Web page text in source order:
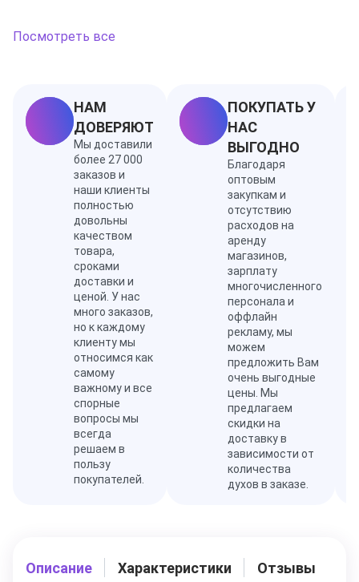
Посмотреть все
НАМ
ДОВЕРЯЮТ
Мы доставили
более 27 000
заказов и
наши клиенты
полностью
довольны
качеством
товара,
сроками
доставки и
ценой. У нас
много заказов,
но к каждому
клиенту мы
относимся как
самому
важному и все
спорные
вопросы мы
всегда
решаем в
пользу
покупателей.
ПОКУПАТЬ У
НАС
ВЫГОДНО
Благодаря
оптовым
закупкам и
отсутствию
расходов на
аренду
магазинов,
зарплату
многочисленного
персонала и
оффлайн
рекламу, мы
можем
предложить Вам
очень выгодные
цены. Мы
предлагаем
скидки на
доставку в
зависимости от
количества
духов в заказе.
Описание Характеристики Отзывы